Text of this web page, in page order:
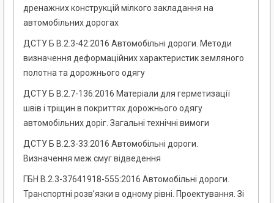
дренажних конструкцій мілкого закладання на
автомобільних дорогах
ДСТУ Б В.2.3-42:2016 Автомобільні дороги. Методи
визначення деформаційних характеристик земляного
полотна та дорожнього одягу
ДСТУ Б В.2.7-136:2016 Матеріали для герметизації
швів і тріщин в покриттях дорожнього одягу
автомобільних доріг. Загальні технічні вимоги
ДСТУ Б В.2.3-33:2016 Автомобільні дороги.
Визначення меж смуг відведення
ГБН В.2.3-37641918-555:2016 Автомобільні дороги.
Транспортні розв’язки в одному рівні. Проектування. Зі